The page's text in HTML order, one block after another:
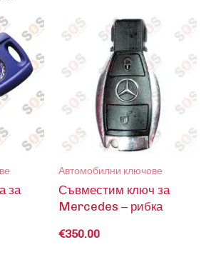
за
Автомобилни ключове
Съвместим ключ за
Mercedes – рибка
€350.00